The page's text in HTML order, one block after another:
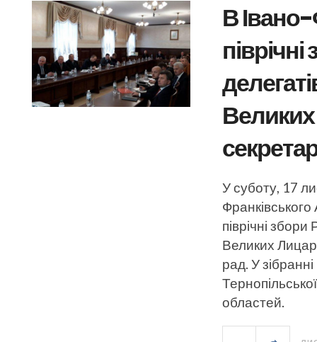
В
У суботу, 17
Франківського
піврічні
Великих
рад. У
областей.